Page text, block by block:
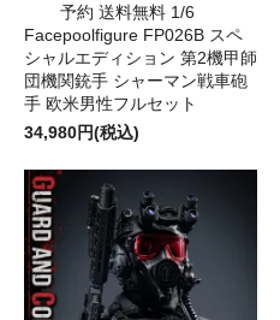
予約 送料無料 1/6
Facepoolfigure FP026B スペ
シャルエディション 第2機甲師
団機関銃手 シャーマン戦車砲
手 欧米男性フルセット
34,980円(税込)